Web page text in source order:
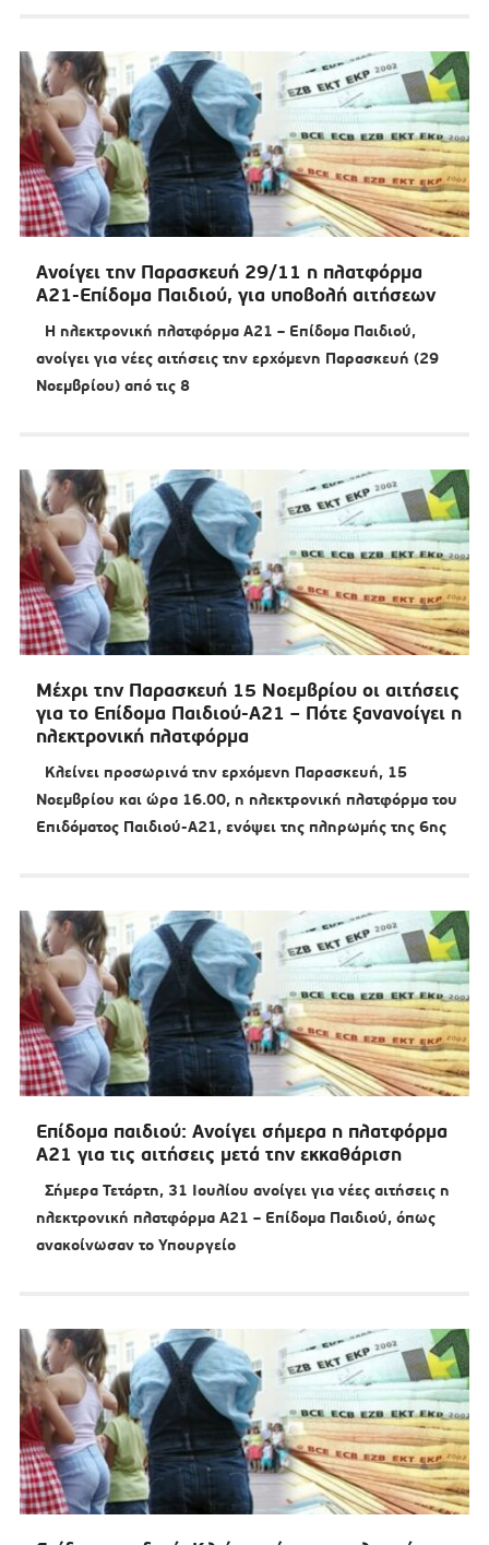
Ανοίγει την Παρασκευή 29/11 η πλατφόρμα
Α21-Επίδομα Παιδιού, για υποβολή αιτήσεων
Η ηλεκτρονική πλατφόρμα Α21 – Επίδομα Παιδιού,
ανοίγει για νέες αιτήσεις την ερχόμενη Παρασκευή (29
Νοεμβρίου) από τις 8
Μέχρι την Παρασκευή 15 Νοεμβρίου οι αιτήσεις
για το Επίδομα Παιδιού-Α21 – Πότε ξανανοίγει η
ηλεκτρονική πλατφόρμα
Κλείνει προσωρινά την ερχόμενη Παρασκευή, 15
Νοεμβρίου και ώρα 16.00, η ηλεκτρονική πλατφόρμα του
Επιδόματος Παιδιού-Α21, ενόψει της πληρωμής της 6ης
Επίδομα παιδιού: Ανοίγει σήμερα η πλατφόρμα
Α21 για τις αιτήσεις μετά την εκκαθάριση
Σήμερα Τετάρτη, 31 Ιουλίου ανοίγει για νέες αιτήσεις η
ηλεκτρονική πλατφόρμα Α21 – Επίδομα Παιδιού, όπως
ανακοίνωσαν το Υπουργείο